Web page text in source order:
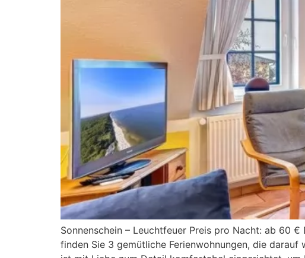
Sonnenschein – Leuchtfeuer Preis pro Nacht: ab 60
finden Sie 3 gemütliche Ferienwohnungen, die